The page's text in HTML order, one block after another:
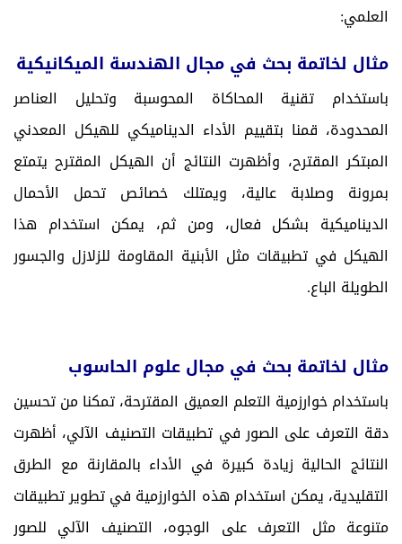
العلمي:
مثال لخاتمة بحث في مجال الهندسة الميكانيكية
باستخدام تقنية المحاكاة المحوسبة وتحليل العناصر
المحدودة، قمنا بتقييم الأداء الديناميكي للهيكل المعدني
المبتكر المقترح، وأظهرت النتائج أن الهيكل المقترح يتمتع
بمرونة وصلابة عالية، ويمتلك خصائص تحمل الأحمال
الديناميكية بشكل فعال، ومن ثم، يمكن استخدام هذا
الهيكل في تطبيقات مثل الأبنية المقاومة للزلازل والجسور
الطويلة الباع.
مثال لخاتمة بحث في مجال علوم الحاسوب
باستخدام خوارزمية التعلم العميق المقترحة، تمكنا من تحسين
دقة التعرف على الصور في تطبيقات التصنيف الآلي، أظهرت
النتائج الحالية زيادة كبيرة في الأداء بالمقارنة مع الطرق
التقليدية، يمكن استخدام هذه الخوارزمية في تطوير تطبيقات
متنوعة مثل التعرف على الوجوه، التصنيف الآلي للصور